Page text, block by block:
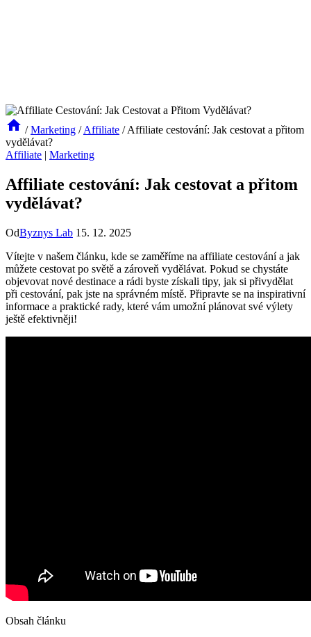
/ Marketing / Affiliate / Affiliate cestování: Jak cestovat a přitom
vydělávat?
Affiliate | Marketing
Affiliate cestování: Jak cestovat a přitom
vydělávat?
OdByznys Lab 15. 12. 2025
Vítejte v našem článku, kde se zaměříme na affiliate cestování a jak
můžete cestovat po světě a zároveň vydělávat. Pokud se chystáte
objevovat nové destinace a rádi byste získali tipy, jak si přivydělat
při cestování, pak jste na správném místě. Připravte se na inspirativní
informace a praktické rady, které vám umožní plánovat své výlety
ještě efektivněji!
Obsah článku